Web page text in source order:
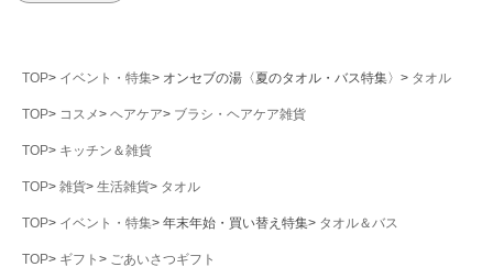
TOP イベント・特集 オンセブの湯〈夏のタオル・バス特集〉 タオル
TOP コスメ ヘアケア ブラシ・ヘアケア雑貨
TOP キッチン＆雑貨
TOP 雑貨 生活雑貨 タオル
TOP イベント・特集 年末年始・買い替え特集 タオル＆バス
TOP ギフト ごあいさつギフト